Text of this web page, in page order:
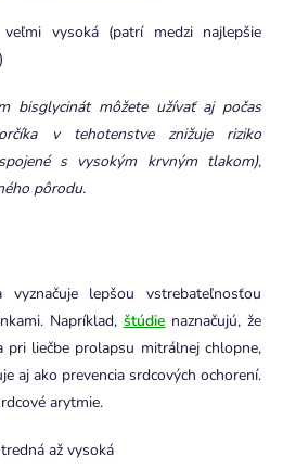
vysoká (patrí medzi najlepšie
bisglycinát môžete užívať aj počas
v tehotenstve znižuje riziko
s vysokým krvným tlakom),
pôrodu.
lepšou vstrebateľnosťou
Napríklad, štúdie naznačujú, že
pri liečbe prolapsu mitrálnej chlopne,
aj ako prevencia srdcových ochorení.
arytmie.
až vysoká